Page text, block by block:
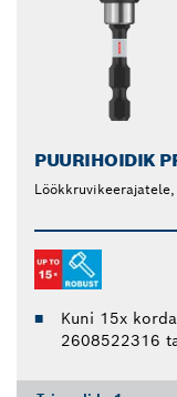
PUURIHOIDIK
Kuni 15x
2608522316